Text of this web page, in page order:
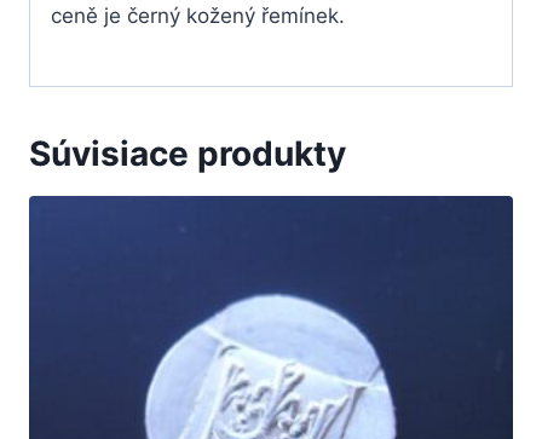
ceně je černý kožený řemínek.
Súvisiace produkty